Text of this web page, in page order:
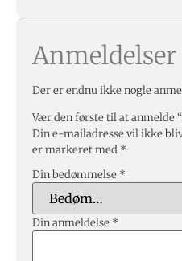
Anmeldelser
Der er endnu ikke nogle
Vær den første til at anmelde
Din e-mailadresse vil ikke
er markeret med *
Din bedømmelse *
Din anmeldelse *